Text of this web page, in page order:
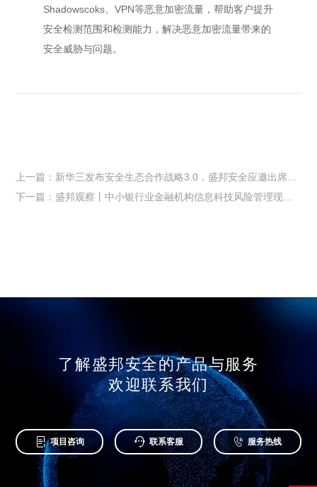
Shadowscoks、VPN等恶意加密流量，帮助客户提升
安全检测范围和检测能力，解决恶意加密流量带来的
安全威胁与问题。
了解盛邦安全的产品与服务
欢迎联系我们
 项目咨询  联系客服  服务热线